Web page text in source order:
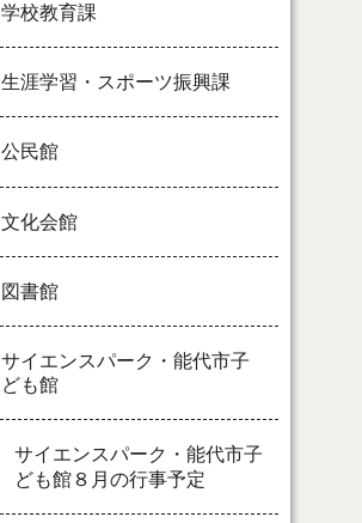
学校教育課
生涯学習・スポーツ振興課
公民館
文化会館
図書館
サイエンスパーク・能代市子
ども館
サイエンスパーク・能代市子
ども館８月の行事予定